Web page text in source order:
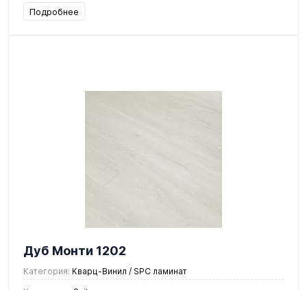
Подробнее
Дуб Монти 1202
Категория: Кварц-Винил / SPC ламинат